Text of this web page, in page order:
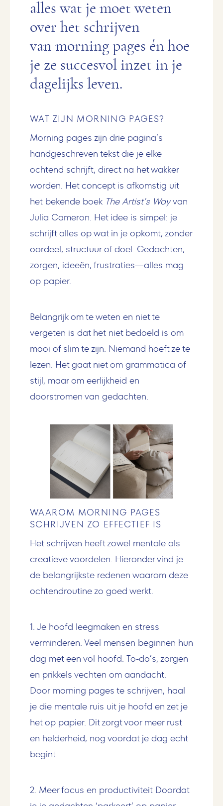
alles wat je moet weten
over het schrijven
van morning pages én hoe
je ze succesvol inzet in je
dagelijks leven.
WAT ZIJN MORNING PAGES?
Morning pages zijn drie pagina’s
handgeschreven tekst die je elke
ochtend schrijft, direct na het wakker
worden. Het concept is afkomstig uit
het bekende boek TheArtist’s Wayvan
Julia Cameron. Het idee is simpel: je
schrijft alles op wat in je opkomt, zonder
oordeel, structuur of doel. Gedachten,
zorgen, ideeën, frustraties—alles mag
op papier.
Belangrijk om te weten en niet te
vergeten is dat het niet bedoeld is om
mooi of slim te zijn. Niemand hoeft ze te
lezen. Het gaat niet om grammatica of
stijl, maar om eerlijkheid en
doorstromen van gedachten.
WAAROM MORNING PAGES
SCHRIJVEN ZO EFFECTIEF IS
Het schrijven heeft zowel mentale als
creatieve voordelen. Hieronder vind je
de belangrijkste redenen waarom deze
ochtendroutine zo goed werkt.
1. Je hoofd leegmaken en stress
verminderen. Veel mensen beginnen hun
dag met een vol hoofd. To-do’s, zorgen
en prikkels vechten om aandacht.
Door morning pages te schrijven, haal
je die mentale ruis uit je hoofd en zet je
het op papier. Dit zorgt voor meer rust
en helderheid, nog voordat je dag echt
begint.
2. Meer focus en productiviteit Doordat